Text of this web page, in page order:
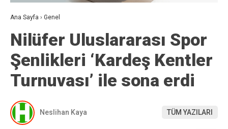
Ana Sayfa › Genel
Nilüfer Uluslararası Spor
Şenlikleri ‘Kardeş Kentler
Turnuvası’ ile sona erdi
Neslihan Kaya TÜM YAZILARI